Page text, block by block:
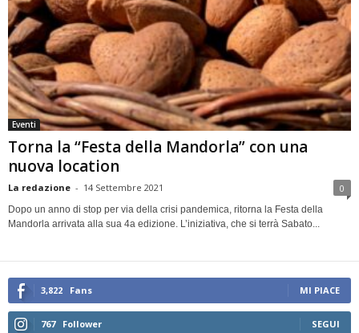
Eventi
Torna la “Festa della Mandorla” con una
nuova location
La redazione - 14 Settembre 2021 0
Dopo un anno di stop per via della crisi pandemica, ritorna la Festa della
Mandorla arrivata alla sua 4a edizione. L’iniziativa, che si terrà Sabato...
3,822 Fans MI PIACE
767 Follower SEGUI